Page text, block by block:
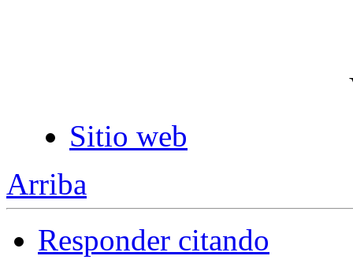
Sitio web
Arriba
Responder citando